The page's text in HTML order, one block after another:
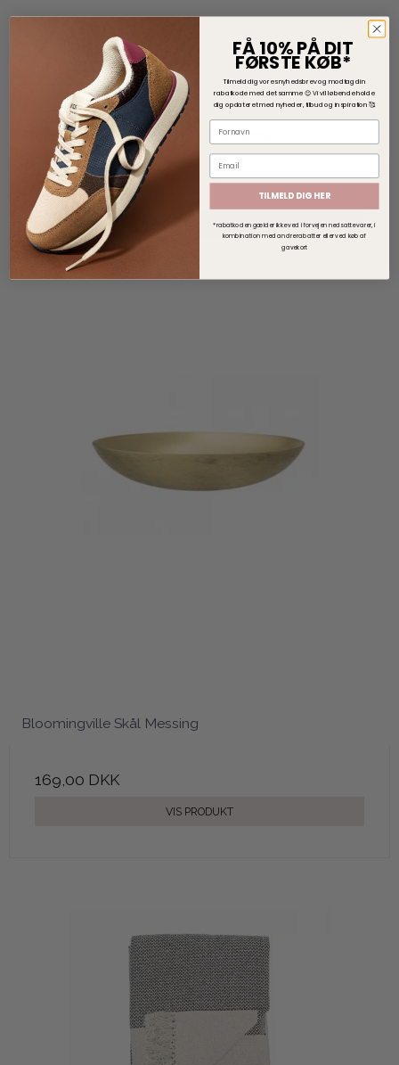
Bloomingville Børste - Cleaning Børste
149,00 DKK
VIS PRODUKT
Bloomingville Skål Messing
169,00 DKK
VIS PRODUKT
FÅ 10% PÅ DIT
FØRSTE KØB*
Tilmeld dig vores nyhedsbrev og modtag din
rabatkode med det samme 😊Vi vil løbende holde
dig opdateret med nyheder, tilbud og inspiration 🥰
TILMELD DIG HER
*rabatkoden gælder ikke ved i forvejen nedsatte varer, i
kombination med andre rabatter eller ved køb af
gavekort